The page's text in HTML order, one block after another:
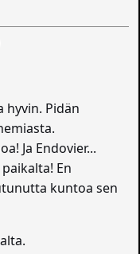
hyvin. Pidän
Ja Endovier...
En
kuntoa sen